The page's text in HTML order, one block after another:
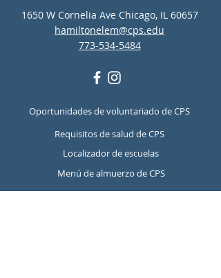
1650 W Cornelia Ave Chicago, IL 60657
hamiltonelem@cps.edu
773-534-5484
Oportunidades de voluntariado de CPS
Requisitos de salud de CPS
Localizador de escuelas
Menú de almuerzo de CPS
Recursos de salud mental y